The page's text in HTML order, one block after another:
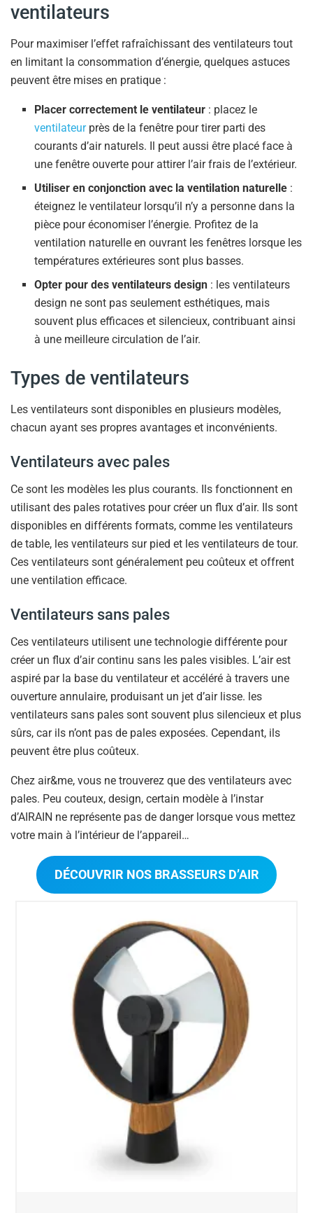
ventilateurs
Pour maximiser l’effet rafraîchissant des ventilateurs tout
en limitant la consommation d’énergie, quelques astuces
peuvent être mises en pratique :
Placer correctement le ventilateur : placez le
ventilateurprès de la fenêtre pour tirer parti des
courants d’air naturels. Il peut aussi être placé face à
une fenêtre ouverte pour attirer l’air frais de l’extérieur.
Utiliser en conjonction avec la ventilation naturelle :
éteignez le ventilateur lorsqu’il n’y a personne dans la
pièce pour économiser l’énergie. Profitez de la
ventilation naturelle en ouvrant les fenêtres lorsque les
températures extérieures sont plus basses.
Opter pour des ventilateurs design : les ventilateurs
design ne sont pas seulement esthétiques, mais
souvent plus efficaces et silencieux, contribuant ainsi
à une meilleure circulation de l’air.
Types de ventilateurs
Les ventilateurs sont disponibles en plusieurs modèles,
chacun ayant ses propres avantages et inconvénients.
Ventilateurs avec pales
Ce sont les modèles les plus courants. Ils fonctionnent en
utilisant des pales rotatives pour créer un flux d’air. Ils sont
disponibles en différents formats, comme les ventilateurs
de table, les ventilateurs sur pied et les ventilateurs de tour.
Ces ventilateurs sont généralement peu coûteux et offrent
une ventilation efficace.
Ventilateurs sans pales
Ces ventilateurs utilisent une technologie différente pour
créer un flux d’air continu sans les pales visibles. L’air est
aspiré par la base du ventilateur et accéléré à travers une
ouverture annulaire, produisant un jet d’air lisse. les
ventilateurs sans pales sont souvent plus silencieux et plus
sûrs, car ils n’ont pas de pales exposées. Cependant, ils
peuvent être plus coûteux.
Chez air&me, vous ne trouverez que des ventilateurs avec
pales. Peu couteux, design, certain modèle à l’instar
d’AIRAIN ne représente pas de danger lorsque vous mettez
votre main à l’intérieur de l’appareil…
DÉCOUVRIR NOS BRASSEURS D’AIR